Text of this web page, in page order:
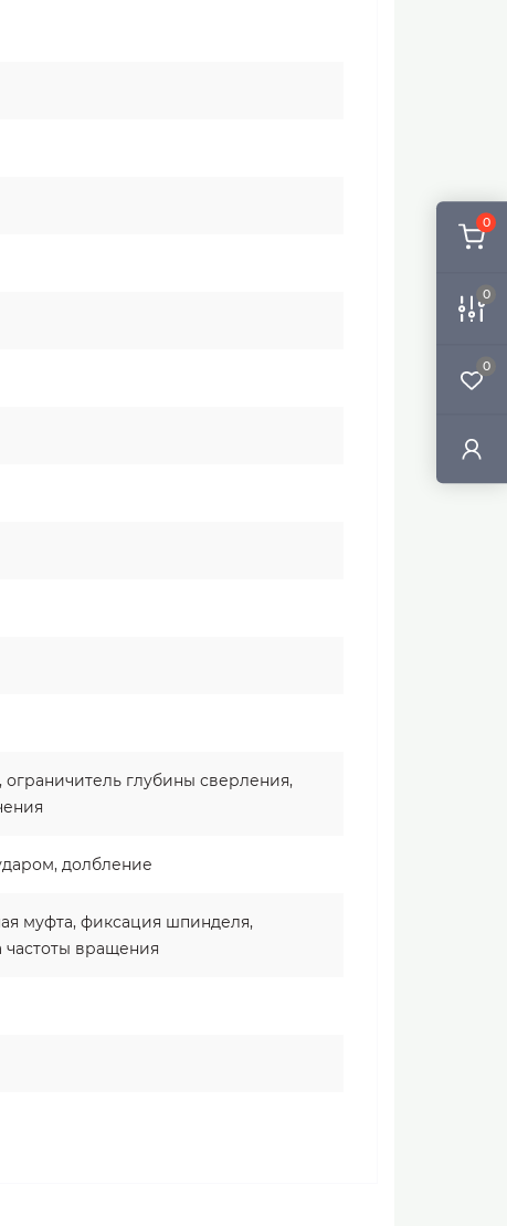
0
0
0
ограничитель глубины сверления,
долбление
муфта, фиксация шпинделя,
частоты вращения